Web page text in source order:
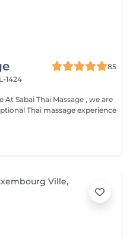
85
1424
Thai massage experience